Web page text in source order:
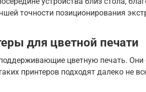
точности позиционирования
для цветной печати
цветную печать. Они
принтеров подходят далеко не